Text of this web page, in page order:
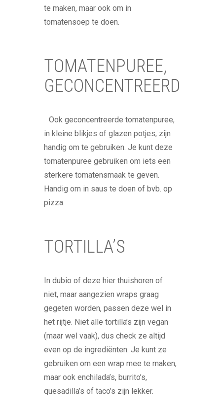
te maken, maar ook om in
tomatensoep te doen.
TOMATENPUREE,
GECONCENTREERD
Ook geconcentreerde tomatenpuree,
in kleine blikjes of glazen potjes, zijn
handig om te gebruiken. Je kunt deze
tomatenpuree gebruiken om iets een
sterkere tomatensmaak te geven.
Handig om in saus te doen of bvb. op
pizza.
TORTILLA’S
In dubio of deze hier thuishoren of
niet, maar aangezien wraps graag
gegeten worden, passen deze wel in
het rijtje. Niet alle tortilla’s zijn vegan
(maar wel vaak), dus check ze altijd
even op de ingrediënten. Je kunt ze
gebruiken om een wrap mee te maken,
maar ook enchilada’s, burrito’s,
quesadilla’s of taco’s zijn lekker.